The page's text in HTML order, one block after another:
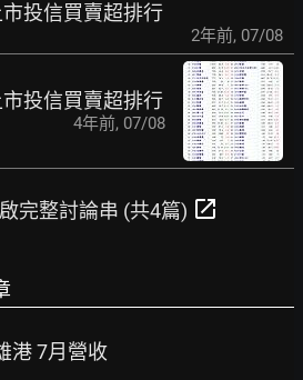
投信買賣超排行
2年前, 07/08
投信買賣超排行
4年前, 07/08
完整討論串 (共4篇) open_in_new
港 7月營收